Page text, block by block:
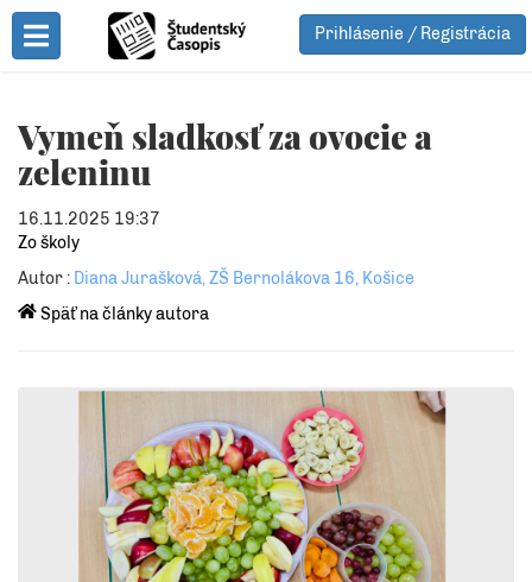
Toggle Menu
Prihlásenie / Registrácia
Vymeň sladkosť za ovocie a
zeleninu
16.11.2025 19:37
Zo školy
Autor : Diana Jurašková, ZŠ Bernolákova 16, Košice
Späť na články autora